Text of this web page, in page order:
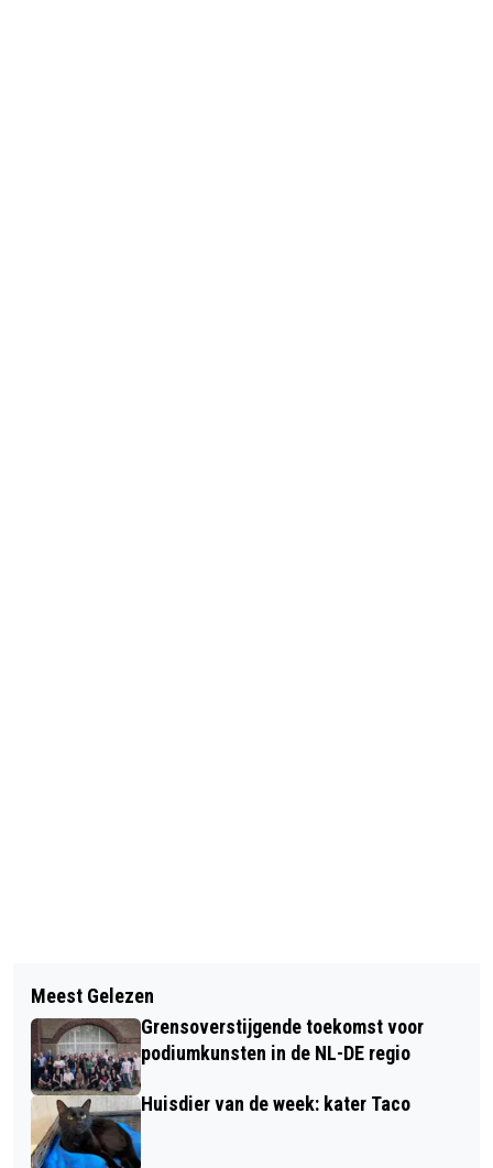
UTR PRO TENNIS TOUR KEERT IN
APRIL TERUG NAAR ARNHEM
LUCHTVERVUILING ZORGT VOOR
SCHADE AAN GEZONDHEID IN
GELDERLAND
Meest Gelezen
Grensoverstijgende toekomst voor
podiumkunsten in de NL-DE regio
Huisdier van de week: kater Taco